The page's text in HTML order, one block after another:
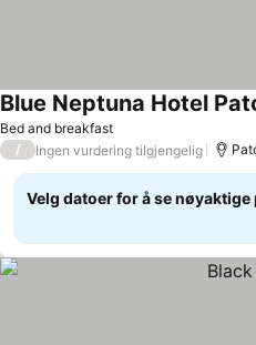
Bed and breakfast
Blue Neptuna Hotel
/ Ingen vurdering tilgjengelig
Velg datoer for å se nøyaktige